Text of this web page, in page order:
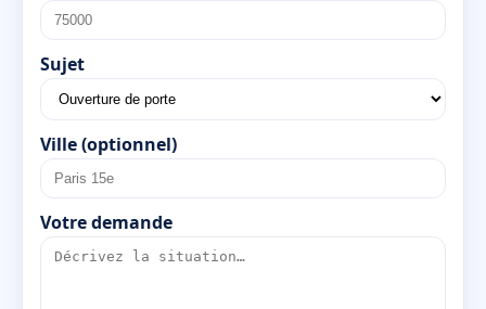
Sujet
Ville (optionnel)
Votre demande